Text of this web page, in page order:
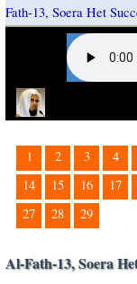
Fath-13, Soera Het
1 2 3 4
14 15 16 17
27
28 29
Al-Fath-13, Soera